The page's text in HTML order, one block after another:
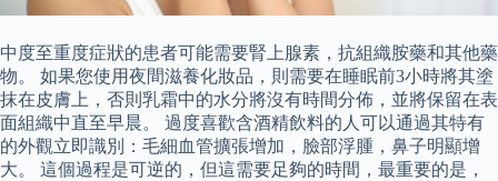
中度至重度症狀的患者可能需要腎上腺素，抗組織胺藥和其他藥
物。 如果您使用夜間滋養化妝品，則需要在睡眠前3小時將其塗
抹在皮膚上，否則乳霜中的水分將沒有時間分佈，並將保留在表
面組織中直至早晨。 過度喜歡含酒精飲料的人可以通過其特有
的外觀立即識別：毛細血管擴張增加，臉部浮腫，鼻子明顯增
大。 這個過程是可逆的，但這需要足夠的時間，最重要的是，